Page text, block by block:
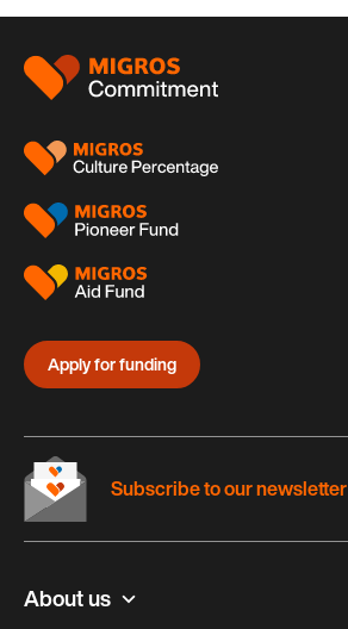
Footer
Apply for funding
About us
Subscribe to our newsletter